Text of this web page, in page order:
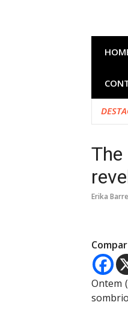
Erika
Ontem